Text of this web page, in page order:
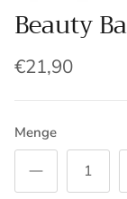
Beauty
€21,90
Menge